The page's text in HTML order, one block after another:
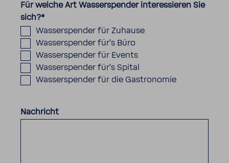
Für welche Art Wasserspender interessieren Sie
sich?*
Wasserspender für Zuhause
Wasserspender für's Büro
Wasserspender für Events
Wasserspender für's Spital
Wasserspender für die Gastronomie
Nachricht